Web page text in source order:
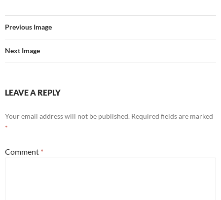
Previous Image
Next Image
LEAVE A REPLY
Your email address will not be published. Required fields are marked
*
Comment *